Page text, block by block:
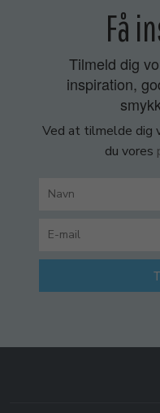
Få
Tilmeld dig
inspiration,
Ved at tilmelde dig
du vores